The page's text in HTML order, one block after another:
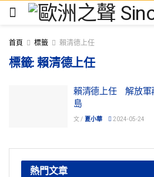
首頁 標籤 賴清德上任
標籤:賴清德上任
賴清德上任 解放軍
島
文 / 夏小華 2024-05-24
熱門文章